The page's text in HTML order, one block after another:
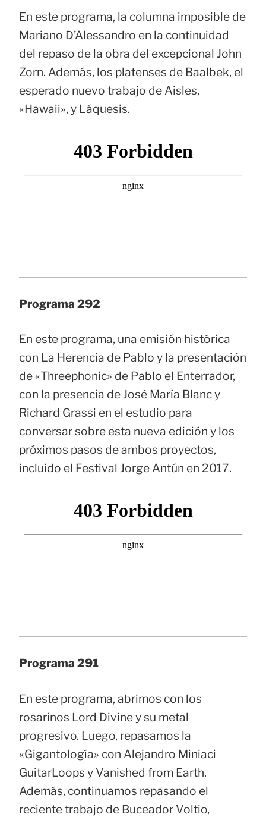
En este programa, la columna imposible de
Mariano D’Alessandro en la continuidad
del repaso de la obra del excepcional John
Zorn. Además, los platenses de Baalbek, el
esperado nuevo trabajo de Aisles,
«Hawaii», y Láquesis.
Programa 292
En este programa, una emisión histórica
con La Herencia de Pablo y la presentación
de «Threephonic» de Pablo el Enterrador,
con la presencia de José María Blanc y
Richard Grassi en el estudio para
conversar sobre esta nueva edición y los
próximos pasos de ambos proyectos,
incluido el Festival Jorge Antún en 2017.
Programa 291
En este programa, abrimos con los
rosarinos Lord Divine y su metal
progresivo. Luego, repasamos la
«Gigantología» con Alejandro Miniaci
GuitarLoops y Vanished from Earth.
Además, continuamos repasando el
reciente trabajo de Buceador Voltio,